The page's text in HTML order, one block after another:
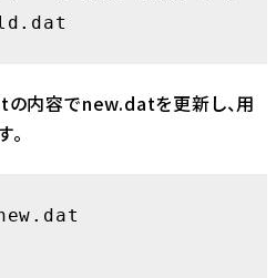
内容でnew.datを更新し、用